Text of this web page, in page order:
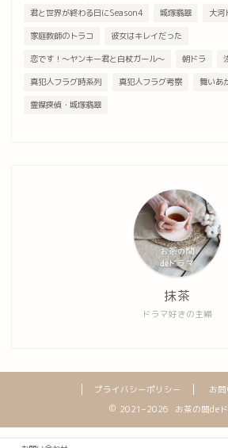
君と世界が終わる日にSeason4 城塚翡翠 大河
家庭教師のトラコ 彼女はキレイだった
恋です！～ヤンキー君と白杖ガール～ 朝ドラ
真犯人フラグ時系列 真犯人フラグ考察 舞いあ
霊媒探偵・城塚翡翠
ドラマ好きの主婦
抹茶
プライバシーポリシー
お
2021–2026 お茶の間deド